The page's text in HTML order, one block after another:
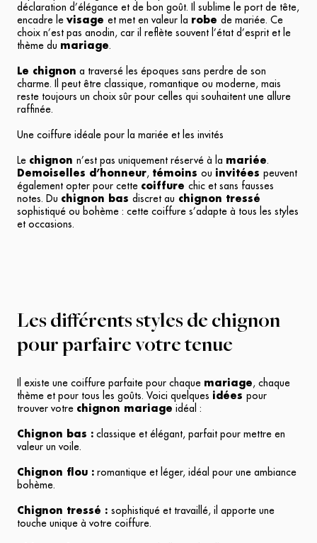
déclaration d’élégance et de bon goût. Il sublime le port de tête,
encadre le visage et met en valeur la robe de mariée. Ce
choix n’est pas anodin, car il reflète souvent l’état d’esprit et le
thème du mariage.
Le chignon a traversé les époques sans perdre de son
charme. Il peut être classique, romantique ou moderne, mais
reste toujours un choix sûr pour celles qui souhaitent une allure
raffinée.
Une coiffure idéale pour la mariée et les invités
Le chignon n’est pas uniquement réservé à la mariée.
Demoiselles d’honneur, témoins ou invitées peuvent
également opter pour cette coiffure chic et sans fausses
notes. Du chignon bas discret au chignon tressé
sophistiqué ou bohème : cette coiffure s’adapte à tous les styles
et occasions.
Les différents styles de chignon
pour parfaire votre tenue
Il existe une coiffure parfaite pour chaque mariage , chaque
thème et pour tous les goûts. Voici quelques idées pour
trouver votre chignon mariage idéal :
Chignon bas : classique et élégant, parfait pour mettre en
valeur un voile.
Chignon flou : romantique et léger, idéal pour une ambiance
bohème.
Chignon tressé : sophistiqué et travaillé, il apporte une
touche unique à votre coiffure.